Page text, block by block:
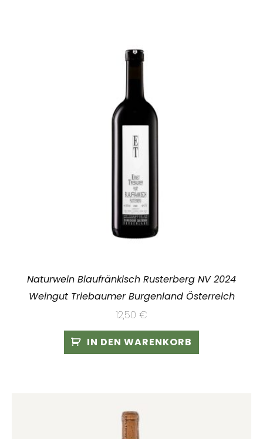
Naturwein Blaufränkisch Rusterberg NV 2024
Weingut Triebaumer Burgenland Österreich
12,50 €
IN DEN WARENKORB